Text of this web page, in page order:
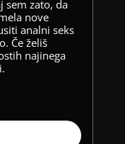
sem zato, da
nove
analni seks
Če želiš
najinega